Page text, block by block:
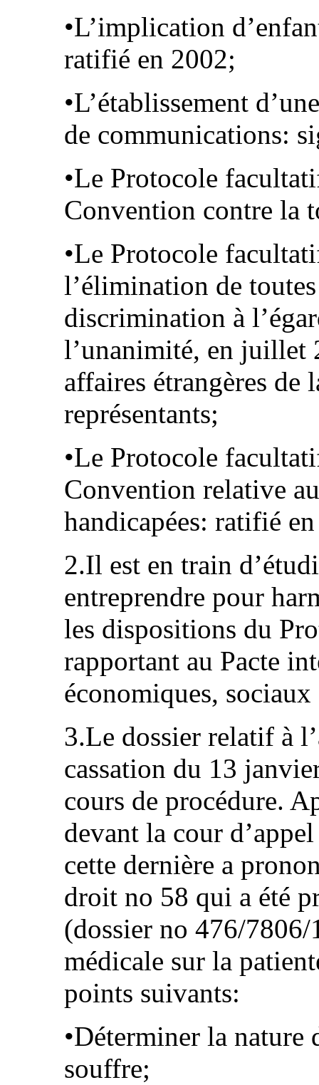
•L’implication
ratifié en 2002;
•L’établissement
de communications:
•Le Protocole
Convention contre la
•Le Protocole
l’élimination de
discrimination à
l’unanimité, en juillet
affaires étrangères de
représentants;
•Le Protocole
Convention relative
handicapées: ratifié
2.Il est en train
entreprendre pour
les dispositions du
rapportant au Pacte
économiques,
3.Le dossier relatif à
cassation du 13
cours de procédure.
devant la cour
cette dernière a
droit no 58 qui a été
(dossier no 476/
médicale sur la
points suivants:
•Déterminer la nature
souffre;